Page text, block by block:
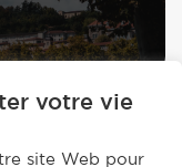
votre vie
site Web pour